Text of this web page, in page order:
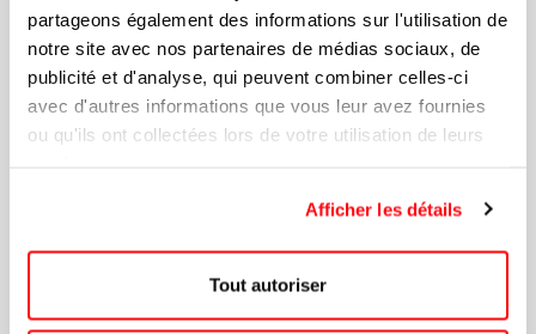
partageons également des informations sur l'utilisation de
notre site avec nos partenaires de médias sociaux, de
publicité et d'analyse, qui peuvent combiner celles-ci
avec d'autres informations que vous leur avez fournies
ou qu'ils ont collectées lors de votre utilisation de leurs
Afficher les détails
Tout autoriser